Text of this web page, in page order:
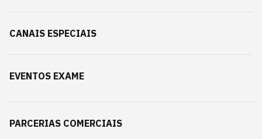
CANAIS ESPECIAIS
EVENTOS EXAME
PARCERIAS COMERCIAIS